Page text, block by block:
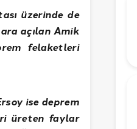
üzerinde de
açılan Amik
felaketleri
ise deprem
üreten faylar